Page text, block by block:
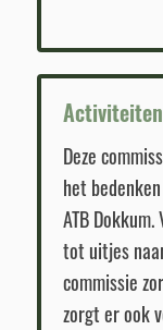
Deze
het
ATB
tot uitjes
commissie
zorgt er ook